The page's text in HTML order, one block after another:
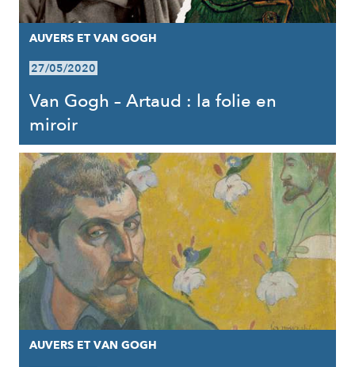
AUVERS ET VAN GOGH
27/05/2020
Van Gogh – Artaud : la folie en
miroir
AUVERS ET VAN GOGH